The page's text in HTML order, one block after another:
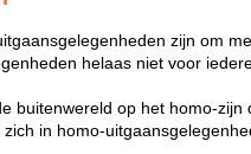
zijn om
helaas niet voor
buitenwereld op het homo-zijn
in homo-